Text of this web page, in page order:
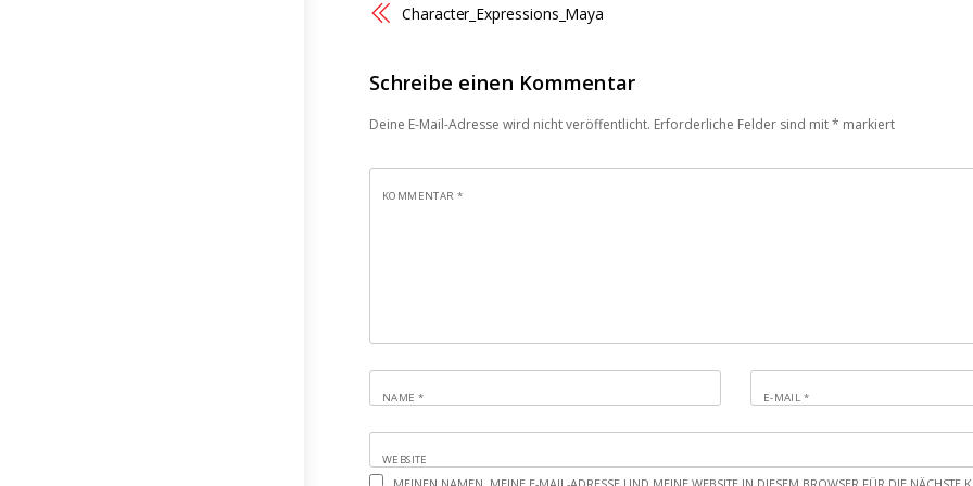
Character_Expressions_Maya
Schreibe einen Kommentar
Deine E-Mail-Adresse wird nicht veröffentlicht. Erforderliche Felder sind mit* markiert
KOMMENTAR *
NAME * E-MAIL *
WEBSITE